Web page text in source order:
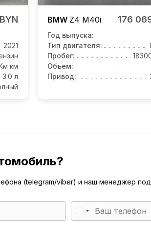
2021
км
3.0 л
BMW Z4 M40i 176
Год выпуска:
Тип двигателя:
Пробег:
Объем:
Привод:
(telegram/viber) и наш менеджер